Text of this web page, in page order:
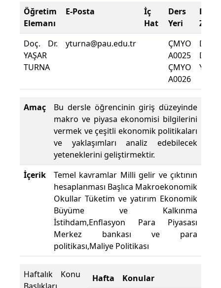
Öğretim
Elemanı
E-Posta
İç
Hat
Ders
Yeri
Doç. Dr.
YAŞAR
TURNA
yturna@pau.edu.tr
ÇMYO
A0025
ÇMYO
A0026
Amaç
Bu dersle öğrencinin giriş düzeyinde
makro ve piyasa ekonomisi bilgilerini
vermek ve çeşitli ekonomik politikaları
ve yaklaşımları analiz edebilecek
yeteneklerini geliştirmektir.
İçerik
Temel kavramlar Milli gelir ve çıktının
hesaplanması Başlıca Makroekonomik
Okullar Tüketim ve yatırım Ekonomik
Büyüme ve Kalkınma
İstihdam,Enflasyon Para Piyasası
Merkez bankası ve para
politikası,Maliye Politikası
Haftalık Konu
Hafta
Konular